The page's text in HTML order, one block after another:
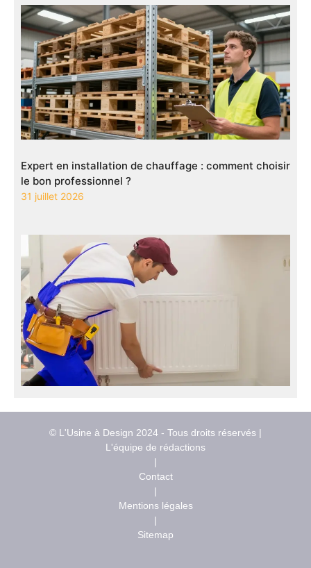
Expert en installation de chauffage : comment choisir
le bon professionnel ?
31 juillet 2026
© L'Usine à Design 2024 - Tous droits réservés |
L'équipe de rédactions
|
Contact
|
Mentions légales
|
Sitemap